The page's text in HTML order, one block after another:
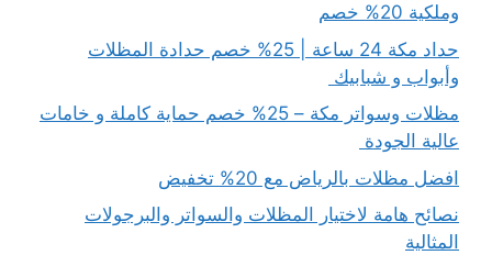
وملكية 20% خصم
حداد مكة 24 ساعة | 25% خصم حدادة المظلات
وأبواب و شبابيك
مظلات وسواتر مكة – 25% خصم حماية كاملة و خامات
عالية الجودة
افضل مظلات بالرياض مع 20% تخفيض
نصائح هامة لاختيار المظلات والسواتر والبرجولات
المثالية